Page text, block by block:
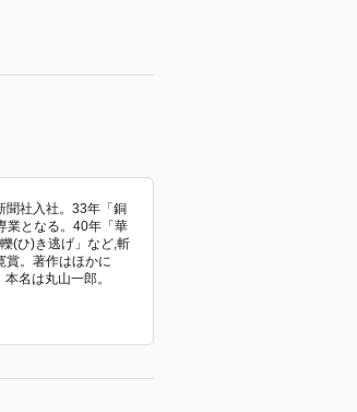
いい小説だ。
く……。
本語お小言コ
、というお小
態」と言いた
社入社。33年「銅
業となる。40年「華
(ひ)き逃げ」など,斬
賞。著作はほかに
名は丸山一郎。